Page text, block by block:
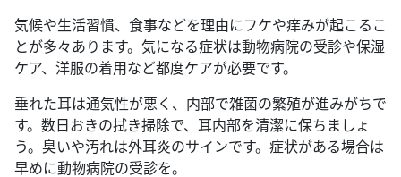
気候や生活習慣、食事などを理由にフケや痒みが起こるこ
とが多々あります。気になる症状は動物病院の受診や保湿
ケア、洋服の着用など都度ケアが必要です。
垂れた耳は通気性が悪く、内部で雑菌の繁殖が進みがちで
す。数日おきの拭き掃除で、耳内部を清潔に保ちましょ
う。臭いや汚れは外耳炎のサインです。症状がある場合は
早めに動物病院の受診を。